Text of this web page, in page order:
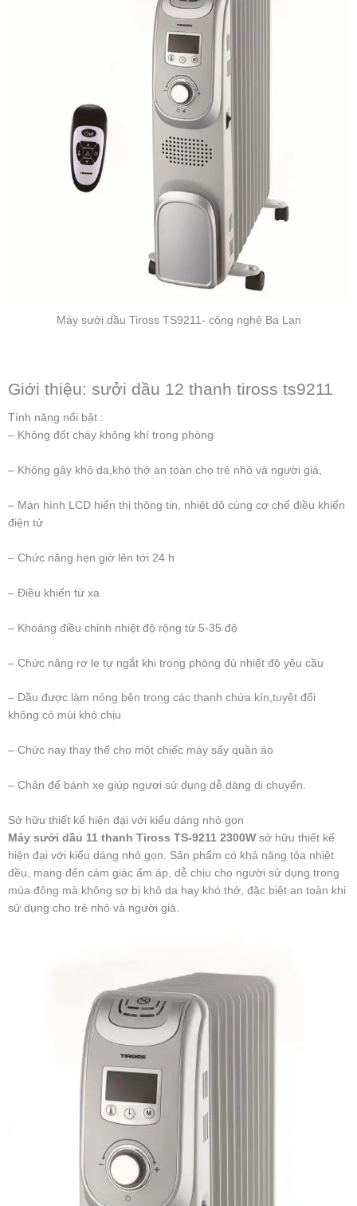
Máy sưởi dầu Tiross TS9211- công nghệ Ba Lan
Giới thiệu: sưởi dầu 12 thanh tiross ts9211
Tính năng nổi bật :
– Không đốt cháy không khí trong phòng
– Không gây khô da,khó thở an toàn cho trẻ nhỏ và người già,
– Màn hình LCD hiển thị thông tin, nhiệt dộ cùng cơ chế điều khiển
điện tử
– Chức năng hẹn giờ lên tới 24 h
– Điều khiển từ xa
– Khoảng điều chỉnh nhiệt độ rộng từ 5-35 độ
– Chức năng rơ le tự ngắt khi trong phòng đủ nhiệt độ yêu cầu
– Dầu được làm nóng bên trong các thanh chứa kín,tuyệt đối
không có mùi khó chịu
– Chức nay thay thế cho một chiếc máy sấy quần áo
– Chân đế bánh xe giúp ngươi sử dụng dễ dàng di chuyển.
Sở hữu thiết kế hiện đại với kiểu dáng nhỏ gọn
Máy sưởi dầu 11 thanh Tiross TS-9211 2300W sở hữu thiết kế
hiện đại với kiểu dáng nhỏ gọn. Sản phẩm có khả năng tỏa nhiệt
đều, mang đến cảm giác ấm áp, dễ chịu cho người sử dụng trong
mùa đông mà không sợ bị khô da hay khó thở, đặc biệt an toàn khi
sử dụng cho trẻ nhỏ và người già.